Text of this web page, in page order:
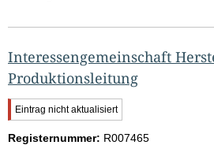
Interessengemeinschaft
Produktionsleitung
W
i
c
Eintrag nicht aktualisiert
Registernummer: R007465